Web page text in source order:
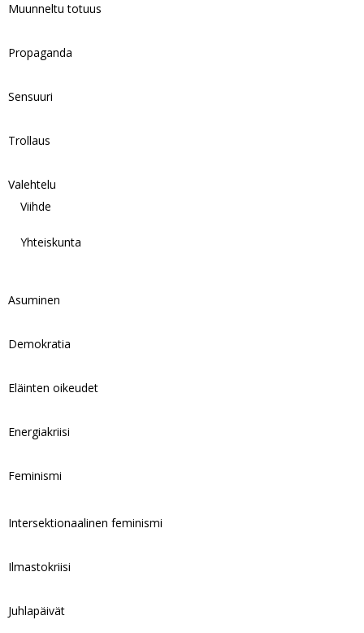
Muunneltu totuus
Propaganda
Sensuuri
Trollaus
Valehtelu
Viihde
Yhteiskunta
Asuminen
Demokratia
Eläinten oikeudet
Energiakriisi
Feminismi
Intersektionaalinen feminismi
Ilmastokriisi
Juhlapäivät